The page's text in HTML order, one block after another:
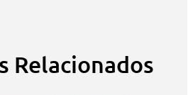
Relacionados